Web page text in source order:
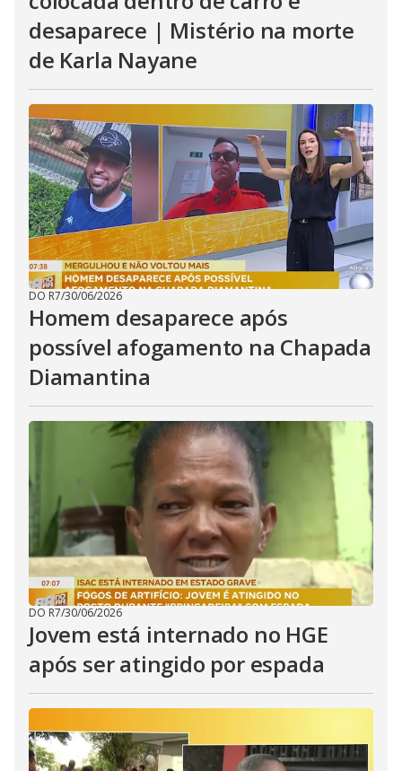
desaparece | Mistério na morte
de Karla Nayane
DO R7/30/06/2026
Homem desaparece após
possível afogamento na Chapada
Diamantina
DO R7/30/06/2026
Jovem está internado no HGE
após ser atingido por espada